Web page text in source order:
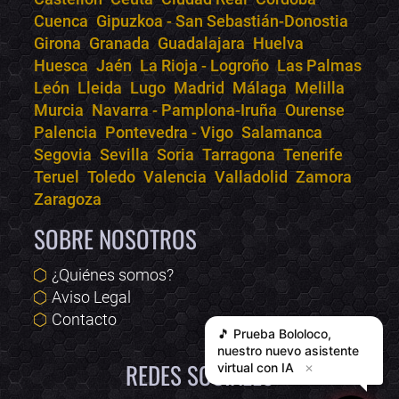
Cuenca Gipuzkoa - San Sebastián-Donostia
Girona Granada Guadalajara Huelva
Huesca Jaén La Rioja - Logroño Las Palmas
León Lleida Lugo Madrid Málaga Melilla
Murcia Navarra - Pamplona-Iruña Ourense
Palencia Pontevedra - Vigo Salamanca
Segovia Sevilla Soria Tarragona Tenerife
Teruel Toledo Valencia Valladolid Zamora
Zaragoza
SOBRE NOSOTROS
¿Quiénes somos?
Aviso Legal
Contacto
REDES SOCIALES
🎵 Prueba Bololoco,
nuestro nuevo asistente
virtual con IA
✕